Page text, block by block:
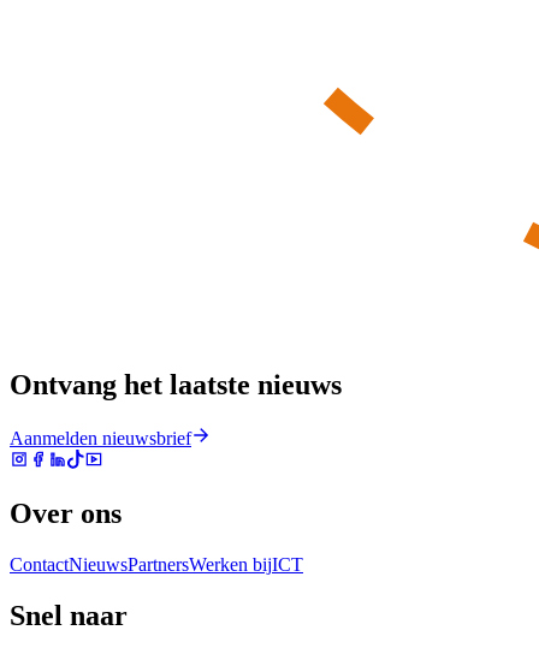
Ontvang het laatste nieuws
Aanmelden nieuwsbrief
Over ons
ContactNieuwsPartnersWerken bijICT
Snel naar